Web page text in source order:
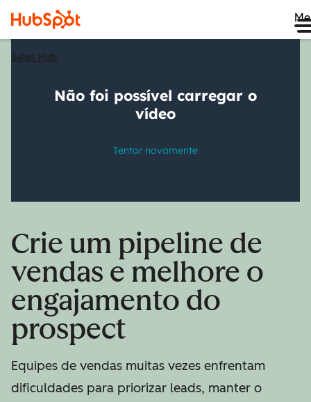
Sales Hub
Crie um pipeline de
vendas e melhore o
engajamento do
prospect
Equipes de vendas muitas vezes enfrentam
dificuldades para priorizar leads, manter o